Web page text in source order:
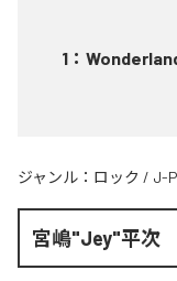
1 ：
ジャンル： ロック / J-
宮嶋"Jey"平次